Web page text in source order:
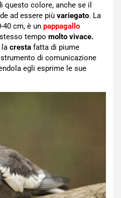
colore, anche se il
ad essere più variegato. La
40 cm, è un pappagallo
tempo molto vivace.
la cresta fatta di piume
di comunicazione
egli esprime le sue